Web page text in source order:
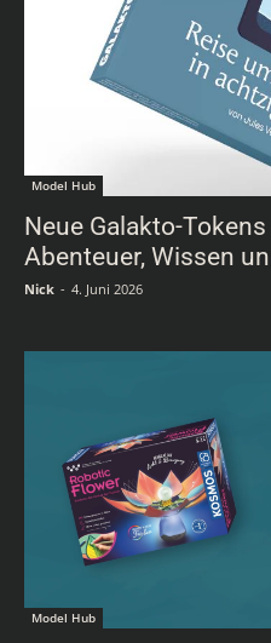
Model Hub
Neue Galakto-
Abenteuer, Wissen
Nick - 4. Juni 2026
Model Hub